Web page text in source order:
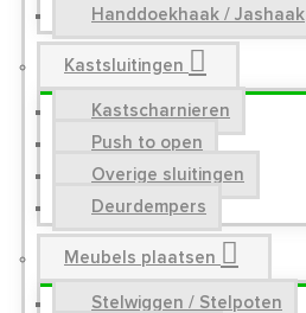
Handdoekhaak / Jashaak
Kastsluitingen
Kastscharnieren
Push to open
Overige sluitingen
Deurdempers
Meubels plaatsen
Stelwiggen / Stelpoten